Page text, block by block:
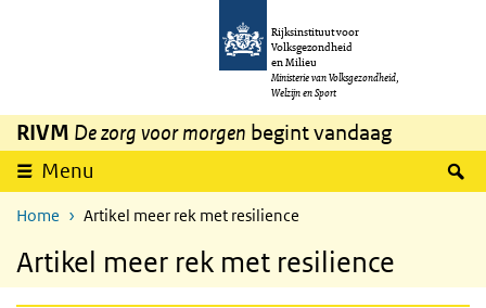
Overslaan en naar de inhoud gaan
Rijksinstituut voor
Volksgezondheid
en Milieu
Ministerie van Volksgezondheid,
Welzijn en Sport
RIVM De zorg voor morgen begint vandaag
Menu
Home Artikel meer rek met resilience
Artikel meer rek met resilience